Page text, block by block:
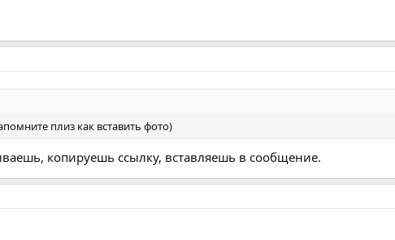
плиз как вставить фото)
копируешь ссылку, вставляешь в сообщение.